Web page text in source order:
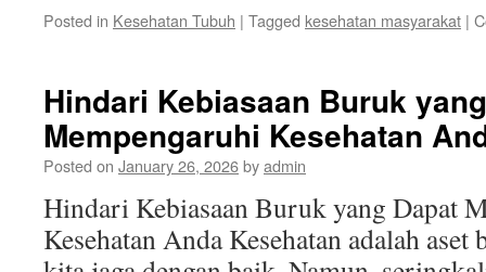
Posted in Kesehatan Tubuh | Tagged kesehatan masyarakat |
Hindari Kebiasaan Buruk
Mempengaruhi Kesehatan
Posted on January 26, 2026byadmin
Hindari Kebiasaan Buruk yang Dapat
Kesehatan Anda Kesehatan adalah aset